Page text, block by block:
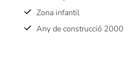
Zona infantil
Any de construcció 2000